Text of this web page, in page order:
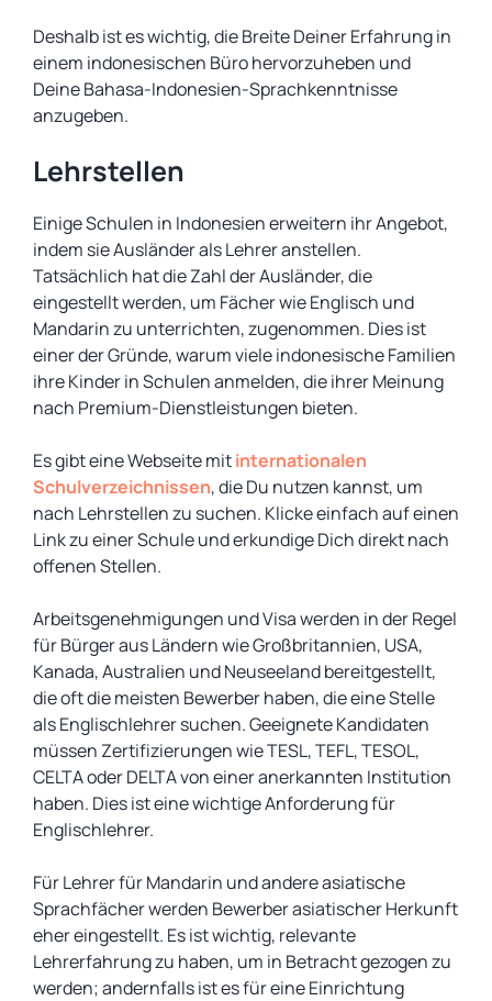
Deshalb ist es wichtig, die Breite Deiner Erfahrung in
einem indonesischen Büro hervorzuheben und
Deine Bahasa-Indonesien-Sprachkenntnisse
anzugeben.
Lehrstellen
Einige Schulen in Indonesien erweitern ihr Angebot,
indem sie Ausländer als Lehrer anstellen.
Tatsächlich hat die Zahl der Ausländer, die
eingestellt werden, um Fächer wie Englisch und
Mandarin zu unterrichten, zugenommen. Dies ist
einer der Gründe, warum viele indonesische Familien
ihre Kinder in Schulen anmelden, die ihrer Meinung
nach Premium-Dienstleistungen bieten.
Es gibt eine Webseite mitinternationalen
Schulverzeichnissen, die Du nutzen kannst, um
nach Lehrstellen zu suchen. Klicke einfach auf einen
Link zu einer Schule und erkundige Dich direkt nach
offenen Stellen.
Arbeitsgenehmigungen und Visa werden in der Regel
für Bürger aus Ländern wie Großbritannien, USA,
Kanada, Australien und Neuseeland bereitgestellt,
die oft die meisten Bewerber haben, die eine Stelle
als Englischlehrer suchen. Geeignete Kandidaten
müssen Zertifizierungen wie TESL, TEFL, TESOL,
CELTA oder DELTA von einer anerkannten Institution
haben. Dies ist eine wichtige Anforderung für
Englischlehrer.
Für Lehrer für Mandarin und andere asiatische
Sprachfächer werden Bewerber asiatischer Herkunft
eher eingestellt. Es ist wichtig, relevante
Lehrerfahrung zu haben, um in Betracht gezogen zu
werden; andernfalls ist es für eine Einrichtung